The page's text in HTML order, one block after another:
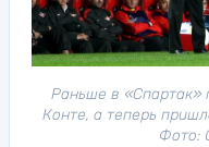
Раньше в «Спартак»
Конте, а теперь
Фото: